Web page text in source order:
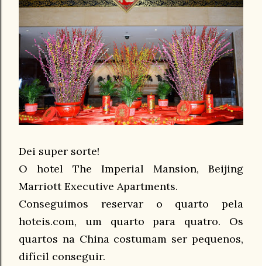
Dei super sorte!
O hotel The Imperial Mansion, Beijing
Marriott Executive Apartments.
Conseguimos reservar o quarto pela
hoteis.com, um quarto para quatro. Os
quartos na China costumam ser pequenos,
difícil conseguir.